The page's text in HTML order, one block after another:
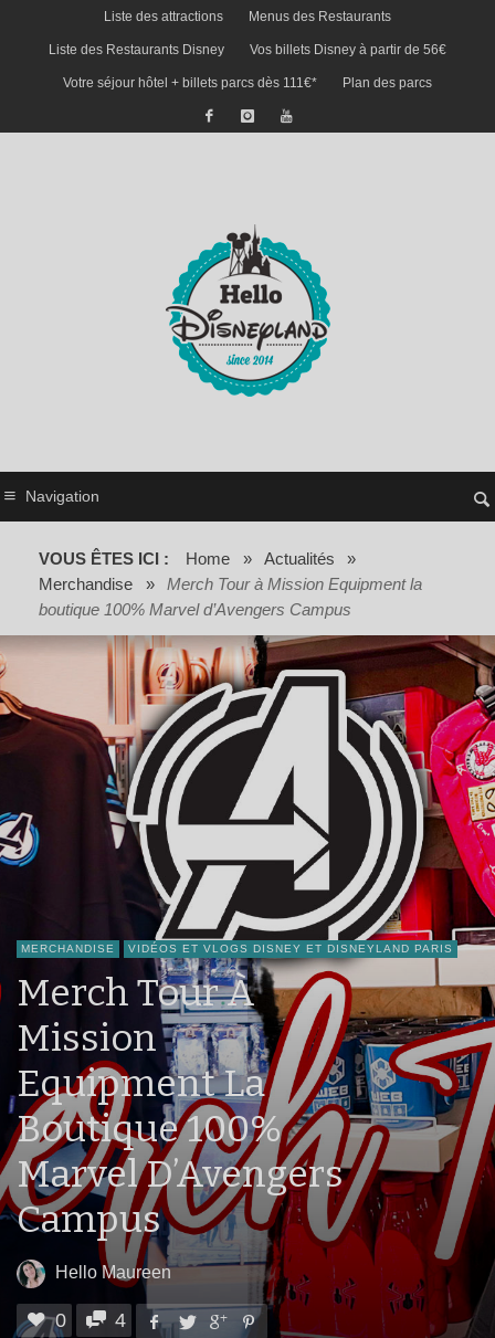
Liste des attractions Menus des Restaurants
Liste des Restaurants Disney Vos billets Disney à partir de 56€
Votre séjour hôtel + billets parcs dès 111€* Plan des parcs
Navigation
VOUS ÊTES ICI : Home » Actualités
»
Merchandise
»
Merch Tour à Mission Equipment la
boutique 100% Marvel d’Avengers Campus
MERCHANDISE VIDÉOS ET VLOGS DISNEY ET DISNEYLAND PARIS
Merch Tour À
Mission
Equipment La
Boutique 100%
Marvel D’Avengers
Campus
Hello Maureen
0 4